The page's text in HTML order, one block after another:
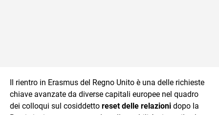
Il rientro in Erasmus del Regno Unito è una delle richieste
chiave avanzate da diverse capitali europee nel quadro
dei colloqui sul cosiddetto reset delle relazioni dopo la